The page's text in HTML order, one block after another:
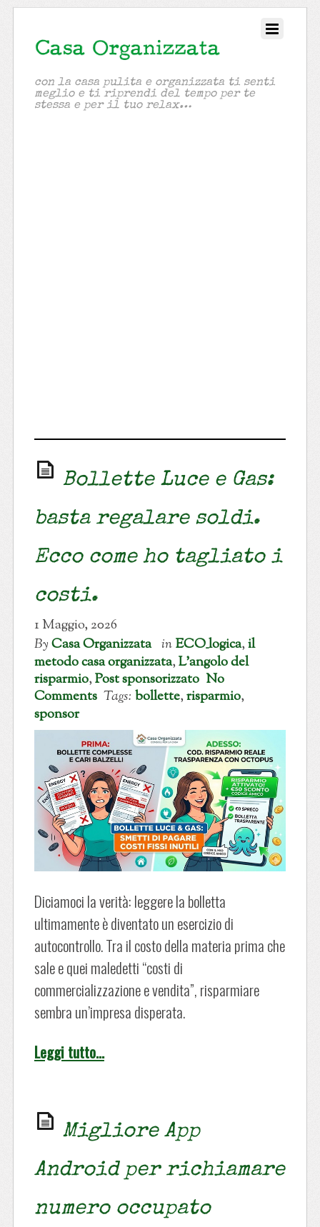
con la casa pulita e organizzata ti senti
meglio e ti riprendi del tempo per te
stessa e per il tuo relax…
Bollette Luce e Gas:
basta regalare soldi.
Ecco come ho tagliato i
costi.
1 Maggio, 2026
ByCasa Organizzata inECO_logica,il
metodo casa organizzata,L'angolo del
risparmio,Post sponsorizzato No
Comments Tags: bollette,risparmio,
sponsor
Diciamoci la verità: leggere la bolletta
ultimamente è diventato un esercizio di
autocontrollo. Tra il costo della materia prima che
sale e quei maledetti “costi di
commercializzazione e vendita”, risparmiare
sembra un’impresa disperata.
Leggi tutto…
Migliore App
Android per richiamare
numero occupato